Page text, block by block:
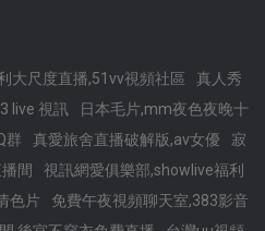
大尺度直播,51vv視頻社區
真人秀
live 視訊
日本毛片,mm夜色夜晚十
群 真愛旅舍直播破解版,av女優
寂
間
視訊網愛俱樂部,showlive福利
色片
免費午夜視頻聊天室,383影音